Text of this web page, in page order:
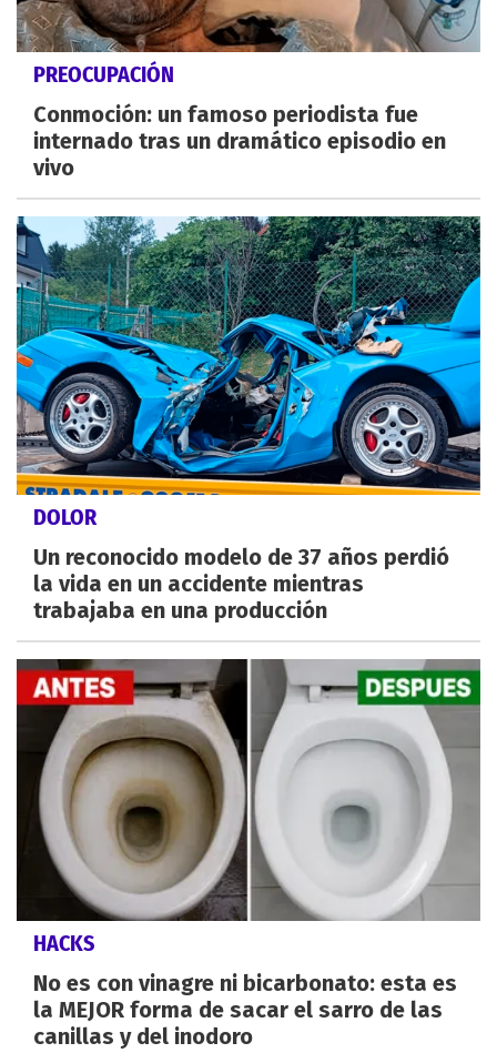
PREOCUPACIÓN
Conmoción: un famoso periodista fue
internado tras un dramático episodio en
vivo
DOLOR
Un reconocido modelo de 37 años perdió
la vida en un accidente mientras
trabajaba en una producción
HACKS
No es con vinagre ni bicarbonato: esta es
la MEJOR forma de sacar el sarro de las
canillas y del inodoro